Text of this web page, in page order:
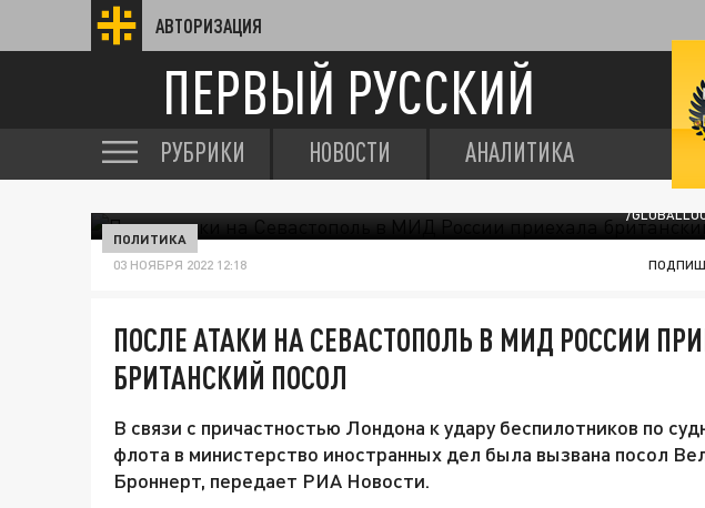
АВТОРИЗАЦИЯ
ПЕРВЫЙ РУССКИЙ
РУБРИКИ НОВОСТИ АНАЛИТИКА
/
ПОЛИТИКА
03 НОЯБРЯ 2022 12:18
ПОСЛЕ АТАКИ НА СЕВАСТОПОЛЬ В МИД РОССИИ
БРИТАНСКИЙ ПОСОЛ
В связи с причастностью Лондона к удару беспилотников по
флота в министерство иностранных дел была вызвана посол
Броннерт, передает РИА Новости.